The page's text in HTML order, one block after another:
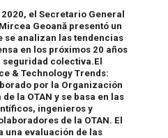
el Secretario General
Geoană presentó un
se analizan las tendencias
en los próximos 20 años
colectiva.El
& Technology Trends:
por la Organización
la OTAN y se basa en las
ingenieros y
de la OTAN. El
una evaluación de las